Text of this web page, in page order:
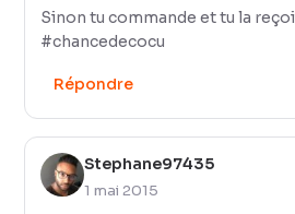
Sinon tu commande et tu la
#chancedecocu
Répondre
Stephane97435
1 mai 2015